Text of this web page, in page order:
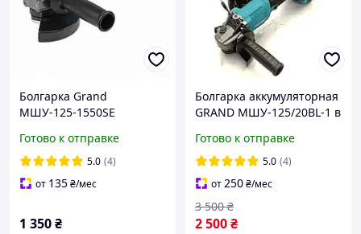
Болгарка Grand
МШУ-125-1550SE
пуск)
Готово к отправке
5.0 (4)
от 135₴/мес
1 350₴
Болгарка аккумуляторная
GRAND МШУ-125/20BL-1 в
зарядное устройство)
Чехия
Готово к отправке
5.0 (4)
от250₴/мес
2 500₴
3 500 ₴